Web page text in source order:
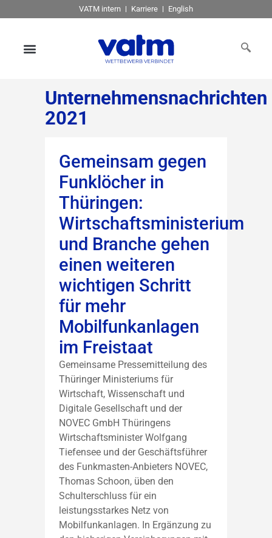
VATM intern Karriere English
Unternehmensnachrichten
2021
Gemeinsam gegen
Funklöcher in
Thüringen:
Wirtschaftsministerium
und Branche gehen
einen weiteren
wichtigen Schritt
für mehr
Mobilfunkanlagen
im Freistaat
Gemeinsame Pressemitteilung des
Thüringer Ministeriums für
Wirtschaft, Wissenschaft und
Digitale Gesellschaft und der
NOVEC GmbH Thüringens
Wirtschaftsminister Wolfgang
Tiefensee und der Geschäftsführer
des Funkmasten-Anbieters NOVEC,
Thomas Schoon, üben den
Schulterschluss für ein
leistungsstarkes Netz von
Mobilfunkanlagen. In Ergänzung zu